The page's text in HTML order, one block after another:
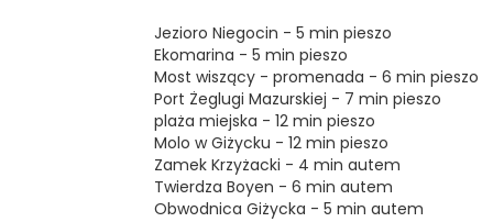
Jezioro Niegocin - 5 min pieszo
Ekomarina - 5 min pieszo
Most wiszący - promenada - 6 min pieszo
Port Żeglugi Mazurskiej - 7 min pieszo
plaża miejska - 12 min pieszo
Molo w Giżycku - 12 min pieszo
Zamek Krzyżacki - 4 min autem
Twierdza Boyen - 6 min autem
Obwodnica Giżycka - 5 min autem